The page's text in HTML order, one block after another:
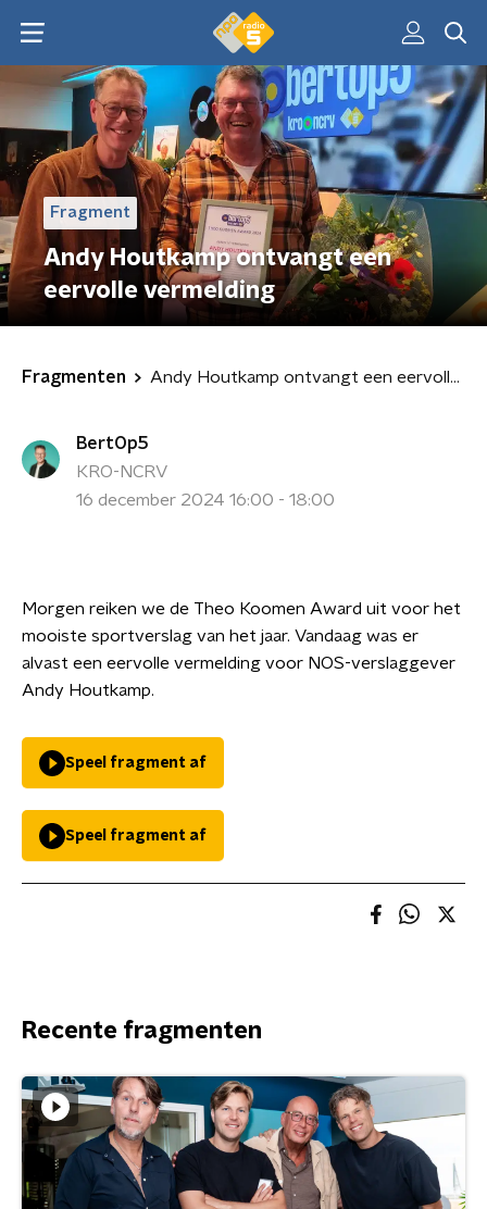
Fragment
Andy Houtkamp ontvangt een
eervolle vermelding
Fragmenten Andy Houtkamp ontvangt een eervolle vermelding
BertOp5
KRO-NCRV
16 december 2024 16:00 - 18:00
Morgen reiken we de Theo Koomen Award uit voor het
mooiste sportverslag van het jaar. Vandaag was er
alvast een eervolle vermelding voor NOS-verslaggever
Andy Houtkamp.
Speel fragment af
Speel fragment af
Recente fragmenten